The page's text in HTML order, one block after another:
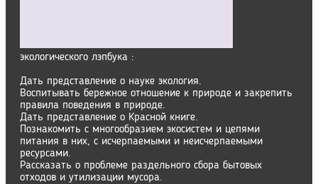
экологического лэпбука :
Дать представление о науке экология.
Воспитывать бережное отношение к природе и закрепить
правила поведения в природе.
Дать представление о Красной книге.
Познакомить с многообразием экосистем и цепями
питания в них, с исчерпаемыми и неисчерпаемыми
ресурсами.
Рассказать о проблеме раздельного сбора бытовых
отходов и утилизации мусора.